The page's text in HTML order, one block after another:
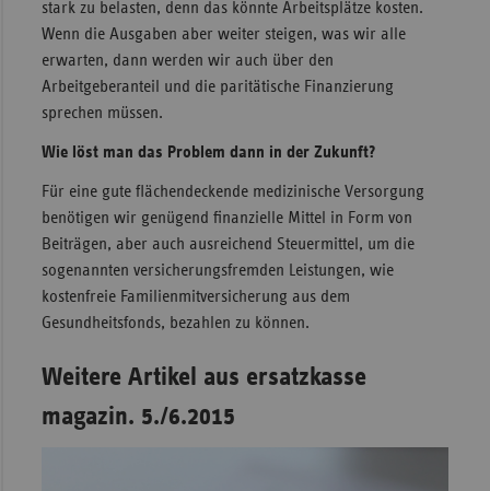
stark zu belasten, denn das könnte Arbeitsplätze kosten.
Wenn die Ausgaben aber weiter steigen, was wir alle
erwarten, dann werden wir auch über den
Arbeitgeberanteil und die paritätische Finanzierung
sprechen müssen.
Wie löst man das Problem dann in der Zukunft?
Für eine gute flächendeckende medizinische Versorgung
benötigen wir genügend finanzielle Mittel in Form von
Beiträgen, aber auch ausreichend Steuermittel, um die
sogenannten versicherungsfremden Leistungen, wie
kostenfreie Familienmitversicherung aus dem
Gesundheitsfonds, bezahlen zu können.
Weitere Artikel aus ersatzkasse
magazin. 5./6.2015